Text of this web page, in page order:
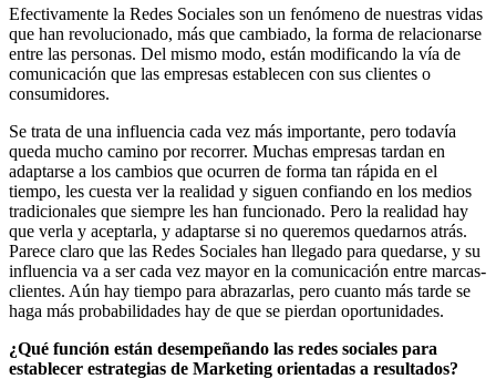
Efectivamente la Redes Sociales son un fenómeno de nuestras vidas
que han revolucionado, más que cambiado, la forma de relacionarse
entre las personas. Del mismo modo, están modificando la vía de
comunicación que las empresas establecen con sus clientes o
consumidores.
Se trata de una influencia cada vez más importante, pero todavía
queda mucho camino por recorrer. Muchas empresas tardan en
adaptarse a los cambios que ocurren de forma tan rápida en el
tiempo, les cuesta ver la realidad y siguen confiando en los medios
tradicionales que siempre les han funcionado. Pero la realidad hay
que verla y aceptarla, y adaptarse si no queremos quedarnos atrás.
Parece claro que las Redes Sociales han llegado para quedarse, y su
influencia va a ser cada vez mayor en la comunicación entre marcas-
clientes. Aún hay tiempo para abrazarlas, pero cuanto más tarde se
haga más probabilidades hay de que se pierdan oportunidades.
¿Qué función están desempeñando las redes sociales para
establecer estrategias de Marketing orientadas a resultados?